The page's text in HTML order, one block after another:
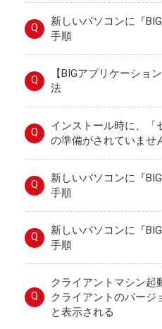
Q
新しいパソコンに『
手順
Q
【BIGアプリケーショ
法
Q
インストール時に、「
の準備がされていませ
Q
新しいパソコンに『
手順
Q
新しいパソコンに『
手順
Q
クライアントマシン起
クライアントのバージ
と表示される